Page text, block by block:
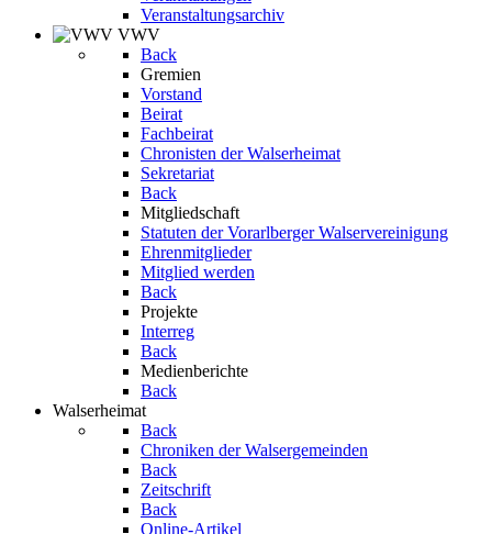
Veranstaltungsarchiv
VWV
Back
Gremien
Vorstand
Beirat
Fachbeirat
Chronisten der Walserheimat
Sekretariat
Back
Mitgliedschaft
Statuten der Vorarlberger Walservereinigung
Ehrenmitglieder
Mitglied werden
Back
Projekte
Interreg
Back
Medienberichte
Back
Walserheimat
Back
Chroniken der Walsergemeinden
Back
Zeitschrift
Back
Online-Artikel